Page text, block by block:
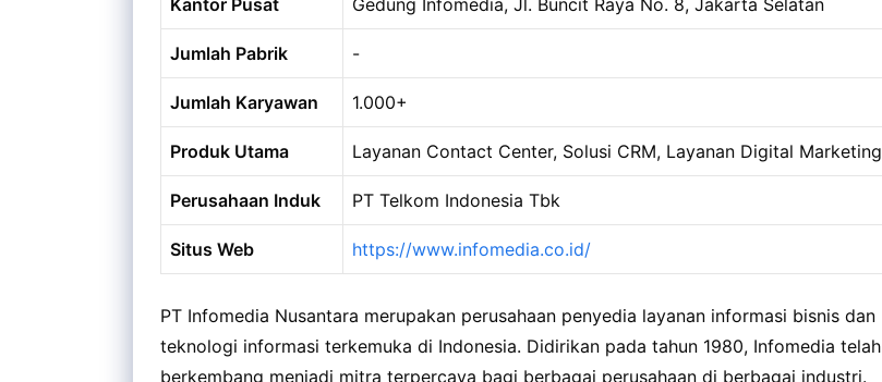
Jumlah Pabrik -
Jumlah Karyawan 1.000+
Produk Utama Layanan Contact Center, Solusi CRM, Layanan Digital Marketing
Perusahaan Induk PT Telkom Indonesia Tbk
Situs Web https://www.infomedia.co.id/
PT Infomedia Nusantara merupakan perusahaan penyedia layanan informasi bisnis dan
teknologi informasi terkemuka di Indonesia. Didirikan pada tahun 1980, Infomedia telah
berkembang menjadi mitra terpercaya bagi berbagai perusahaan di berbagai industri.